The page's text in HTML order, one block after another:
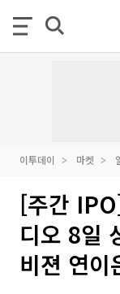
이투데이 마켓
[주간
디오 8일
비젼 연이